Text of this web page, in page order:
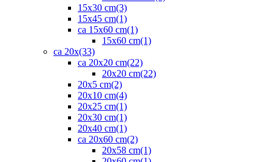
15x30 cm(3)
15x45 cm(1)
ca 15x60 cm(1)
15x60 cm(1)
ca 20x(33)
ca 20x20 cm(22)
20x20 cm(22)
20x5 cm(2)
20x10 cm(4)
20x25 cm(1)
20x30 cm(1)
20x40 cm(1)
ca 20x60 cm(2)
20x58 cm(1)